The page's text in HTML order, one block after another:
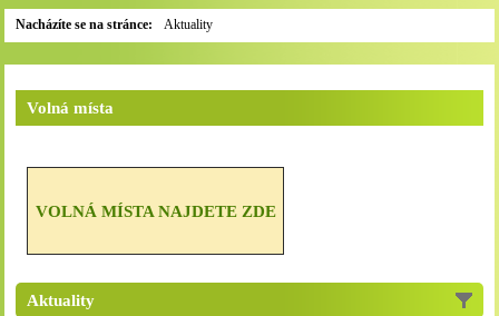
Nacházíte se na stránce: Aktuality
Volná místa
VOLNÁ MÍSTA NAJDETE ZDE
Aktuality